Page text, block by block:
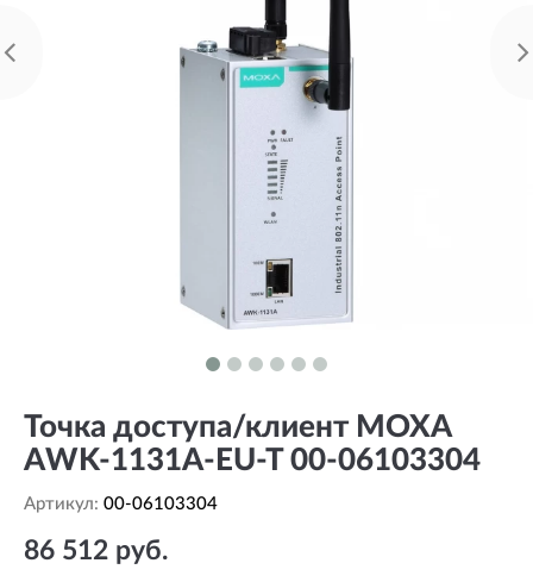
Точка доступа/клиент MOXA
AWK-1131A-EU-T 00-06103304
Артикул: 00-06103304
86 512 руб.